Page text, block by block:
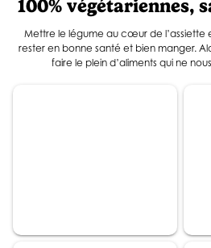
100% végétariennes,
Mettre le légume au cœur de l’assiette
rester en bonne santé et bien manger.
faire le plein d’aliments qui ne